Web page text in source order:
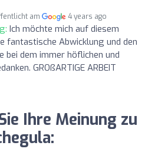
am 4 years ago
Ich möchte mich auf diesem
fantastische Abwicklung und den
bei dem immer höflichen und
GROßARTIGE ARBEIT
Ihre Meinung zu